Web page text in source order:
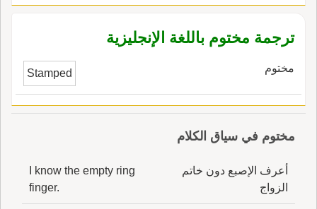
ترجمة مختوم باللغة الإنجليزية
مختوم Stamped
مختوم في سياق الكلام
أعرف الإصبع دون خاتم
الزواج
I know the empty ring
finger.